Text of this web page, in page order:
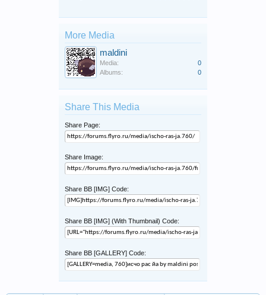
More Media
maldini
Media:
0
Albums:
0
Share This Media
Share Page:
Share Image:
Share BB [IMG] Code:
Share BB [IMG] (With Thumbnail) Code:
Share BB [GALLERY] Code: